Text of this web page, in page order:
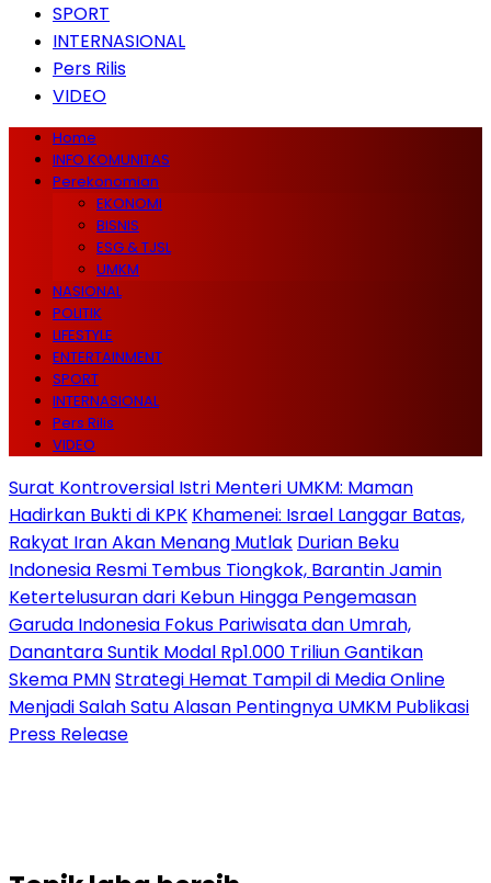
SPORT
INTERNASIONAL
Pers Rilis
VIDEO
Home
INFO KOMUNITAS
Perekonomian
EKONOMI
BISNIS
ESG & TJSL
UMKM
NASIONAL
POLITIK
LIFESTYLE
ENTERTAINMENT
SPORT
INTERNASIONAL
Pers Rilis
VIDEO
Surat Kontroversial Istri Menteri UMKM: Maman
Hadirkan Bukti di KPK Khamenei: Israel Langgar Batas,
Rakyat Iran Akan Menang Mutlak Durian Beku
Indonesia Resmi Tembus Tiongkok, Barantin Jamin
Ketertelusuran dari Kebun Hingga Pengemasan
Garuda Indonesia Fokus Pariwisata dan Umrah,
Danantara Suntik Modal Rp1.000 Triliun Gantikan
Skema PMNStrategi Hemat Tampil di Media Online
Menjadi Salah Satu Alasan Pentingnya UMKM Publikasi
Press Release